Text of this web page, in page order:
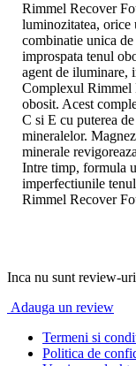
Rimmel Recover
luminozitatea, orice
combinatie unica
improspata tenul
agent de iluminare,
Complexul Rimmel
obosit. Acest
C si E cu puterea
mineralelor.
minerale
Intre timp, formula
imperfectiunile
Rimmel Recover
Inca nu sunt review-
Adauga un review
Termeni si
Politica de